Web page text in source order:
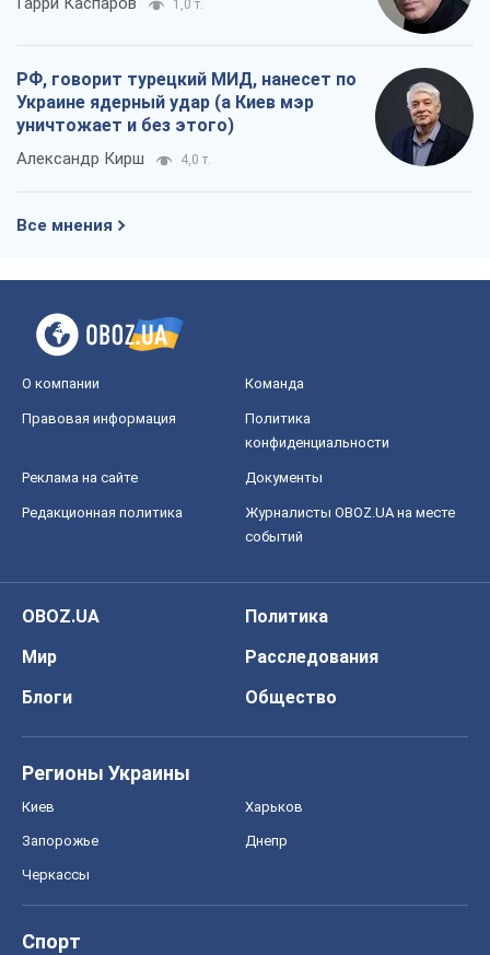
1,0 т.
РФ, говорит турецкий МИД, нанесет по
Украине ядерный удар (а Киев мэр
уничтожает и без этого)
Александр Кирш 4,0 т.
Все мнения
О компании Команда
Правовая информация
Политика
конфиденциальности
Реклама на сайте Документы
Редакционная политика
Журналисты OBOZ.UA на месте
событий
OBOZ.UA
Политика
Мир
Расследования
Блоги
Общество
Регионы Украины
Киев Харьков
Запорожье Днепр
Черкассы
Спорт